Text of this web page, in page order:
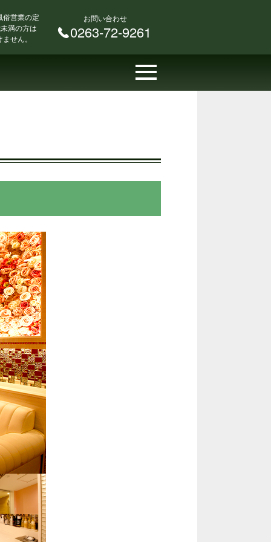
俗営業の定
満の方は
せん。
お問い合わせ
0263-72-9261